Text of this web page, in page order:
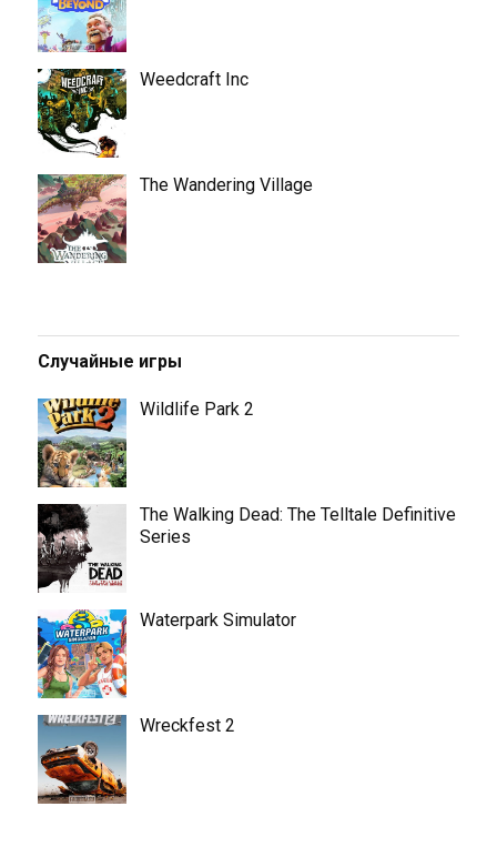
Weedcraft Inc
The Wandering Village
Случайные игры
Wildlife Park 2
The Walking Dead: The Telltale Definitive
Series
Waterpark Simulator
Wreckfest 2